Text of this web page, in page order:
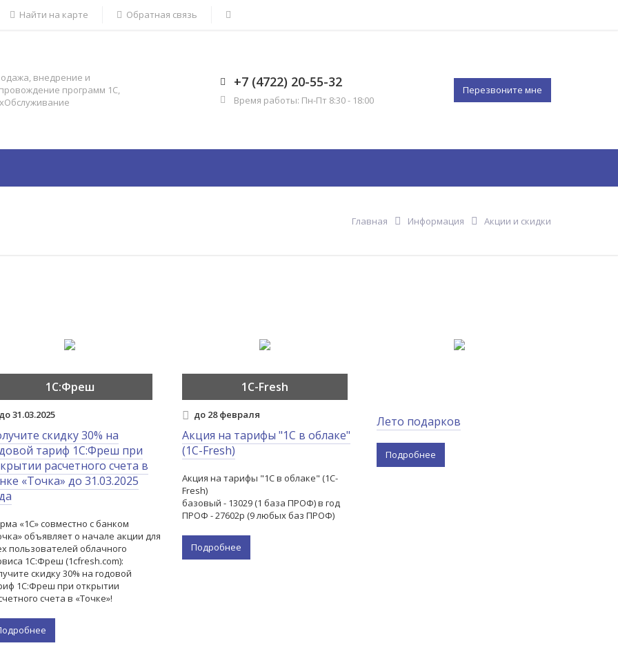
Найти на карте Обратная связь
внедрение и
программ 1С,
+7 (4722) 20-55-32
Время работы: Пн-Пт 8:30 - 18:00
Перезвоните мне
Главная Информация Акции и скидки
1С:Фреш
31.03.2025
скидку 30% на
тариф 1С:Фреш при
расчетного счета в
«Точка» до 31.03.2025
«1С» совместно с банком
объявляет о начале акции для
пользователей облачного
1С:Фреш (1cfresh.com):
скидку 30% на годовой
1С:Фреш при открытии
счета в «Точке»!
1С-Fresh
до 28 февраля
Акция на тарифы "1С в облаке"
(1С-Fresh)
Акция на тарифы "1С в облаке" (1С-
Fresh)
базовый - 13029 (1 база ПРОФ) в год
ПРОФ - 27602р (9 любых баз ПРОФ)
Подробнее
Лето подарков
Подробнее